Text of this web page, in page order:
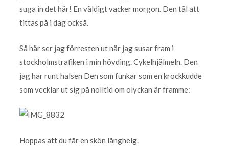
suga in det här! En väldigt vacker morgon. Den tål att
tittas på i dag också.
Så här ser jag förresten ut när jag susar fram i
stockholmstrafiken i min hövding. Cykelhjälmeln. Den
jag har runt halsen Den som funkar som en krockkudde
som vecklar ut sig på nolltid om olyckan är framme:
Hoppas att du får en skön långhelg.